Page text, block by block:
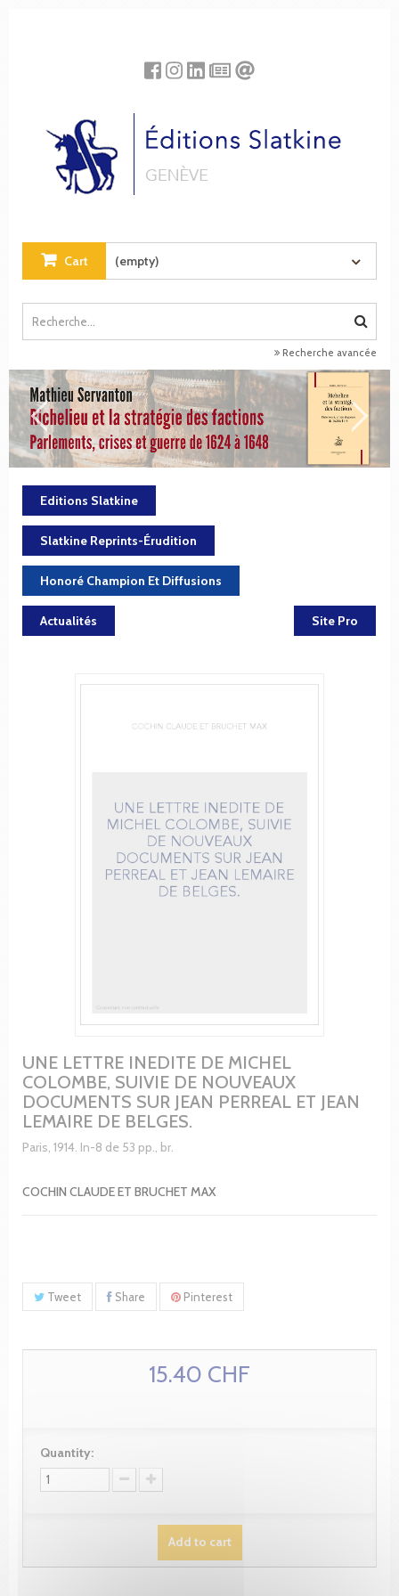
Cart (empty)
Recherche avancée
Editions Slatkine
Slatkine Reprints-Érudition
Honoré Champion Et Diffusions
Actualités Site Pro
UNE LETTRE INEDITE DE MICHEL
COLOMBE, SUIVIE DE NOUVEAUX
DOCUMENTS SUR JEAN PERREAL ET JEAN
LEMAIRE DE BELGES.
Paris, 1914. In-8 de 53 pp., br.
COCHIN CLAUDE ET BRUCHET MAX
Tweet Share Pinterest
15.40 CHF
Quantity:
Add to cart